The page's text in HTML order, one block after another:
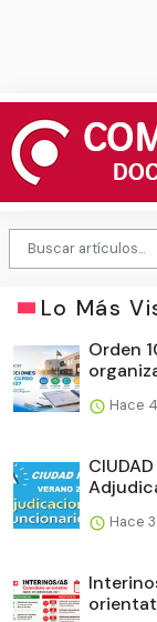
Lo Más
Orden
Hace
Hace